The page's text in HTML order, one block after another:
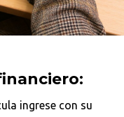
ingrese con su